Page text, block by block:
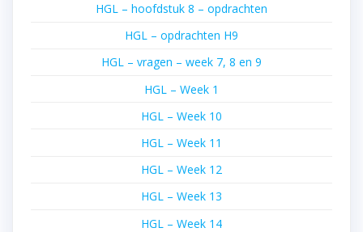
HGL – hoofdstuk 8 – opdrachten
HGL – opdrachten H9
HGL – vragen – week 7, 8 en 9
HGL – Week 1
HGL – Week 10
HGL – Week 11
HGL – Week 12
HGL – Week 13
HGL – Week 14